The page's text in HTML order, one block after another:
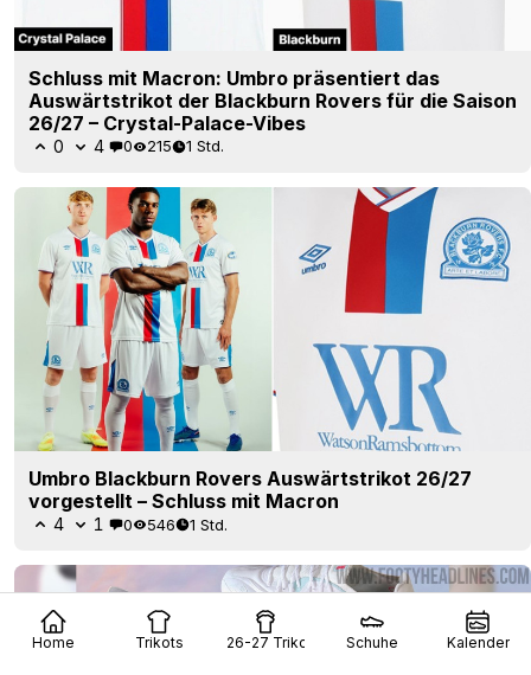
Home Trikots 26-27 Trikots Schuhe Kalender
Schluss mit Macron: Umbro präsentiert das
Auswärtstrikot der Blackburn Rovers für die Saison
26/27 – Crystal-Palace-Vibes
0 4 0 215 1 Std.
Umbro Blackburn Rovers Auswärtstrikot 26/27
vorgestellt – Schluss mit Macron
4 1 0 546 1 Std.